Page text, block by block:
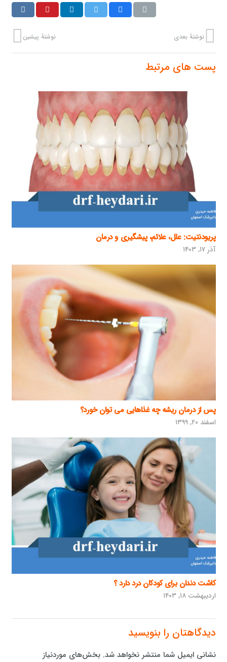
نوشتهٔ پیشین نوشتهٔ بعدی
پست های مرتبط
پریودنتیت: علل، علائم، پیشگیری و درمان
آذر ۱۷, ۱۴۰۳
پس از درمان ریشه چه غذاهایی می توان خورد؟
اسفند ۲۰, ۱۳۹۹
کاشت دندان برای کودکان درد دارد ؟
اردیبهشت ۱۸, ۱۴۰۳
دیدگاهتان را بنویسید
نشانی ایمیل شما منتشر نخواهد شد. بخش‌های موردنیاز